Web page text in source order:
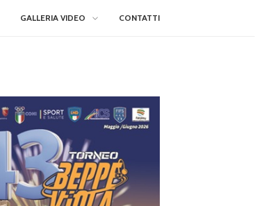
GALLERIA VIDEO CONTATTI